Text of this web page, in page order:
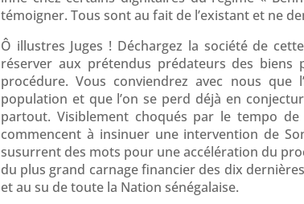
témoigner. Tous sont au fait de l’existant et ne
Ô illustres Juges ! Déchargez la société de
réserver aux prétendus prédateurs des
procédure. Vous conviendrez avec nous que
population et que l’on se perd déjà en
partout. Visiblement choqués par le tempo
commencent à insinuer une intervention de
susurrent des mots pour une accélération du
du plus grand carnage financier des dix
et au su de toute la Nation sénégalaise.